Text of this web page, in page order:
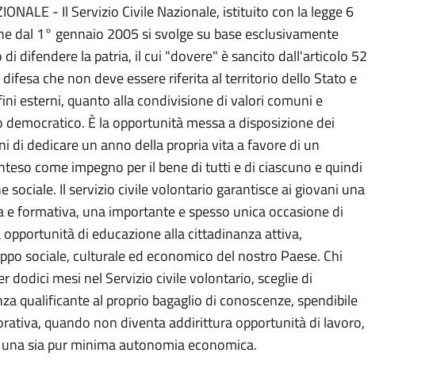
- Il Servizio Civile Nazionale, istituito con la legge 6
dal 1° gennaio 2005 si svolge su base esclusivamente
difendere la patria, il cui "dovere" è sancito dall'articolo 52
che non deve essere riferita al territorio dello Stato e
esterni, quanto alla condivisione di valori comuni e
È la opportunità messa a disposizione dei
di dedicare un anno della propria vita a favore di un
come impegno per il bene di tutti e di ciascuno e quindi
sociale. Il servizio civile volontario garantisce ai giovani una
formativa, una importante e spesso unica occasione di
opportunità di educazione alla cittadinanza attiva,
sociale, culturale ed economico del nostro Paese. Chi
dodici mesi nel Servizio civile volontario, sceglie di
qualificante al proprio bagaglio di conoscenze, spendibile
quando non diventa addirittura opportunità di lavoro,
sia pur minima autonomia economica.